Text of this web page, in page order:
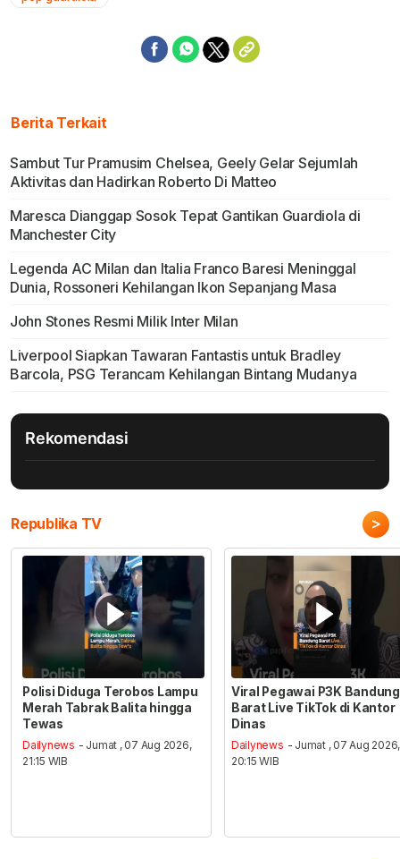
Berita Terkait
Sambut Tur Pramusim Chelsea, Geely Gelar Sejumlah
Aktivitas dan Hadirkan Roberto Di Matteo
Maresca Dianggap Sosok Tepat Gantikan Guardiola di
Manchester City
Legenda AC Milan dan Italia Franco Baresi Meninggal
Dunia, Rossoneri Kehilangan Ikon Sepanjang Masa
John Stones Resmi Milik Inter Milan
Liverpool Siapkan Tawaran Fantastis untuk Bradley
Barcola, PSG Terancam Kehilangan Bintang Mudanya
Rekomendasi
Republika TV >
Polisi Diduga Terobos Lampu
Merah Tabrak Balita hingga
Tewas
Dailynews - Jumat , 07 Aug 2026,
21:15 WIB
Viral Pegawai P3K Bandung
Barat Live TikTok di Kantor
Dinas
Dailynews - Jumat , 07 Aug 2026,
20:15 WIB